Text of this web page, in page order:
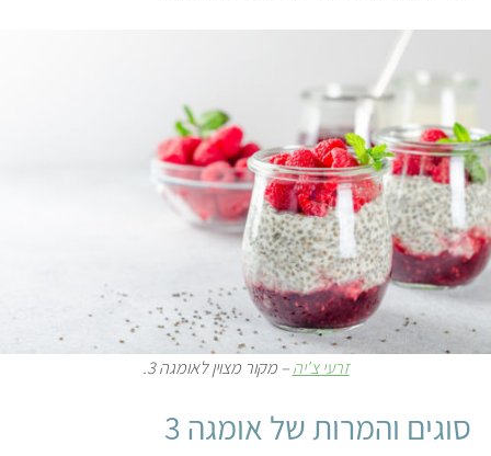
זרעי צ'יה– מקור מצוין לאומגה 3.
סוגים והמרות של אומגה 3